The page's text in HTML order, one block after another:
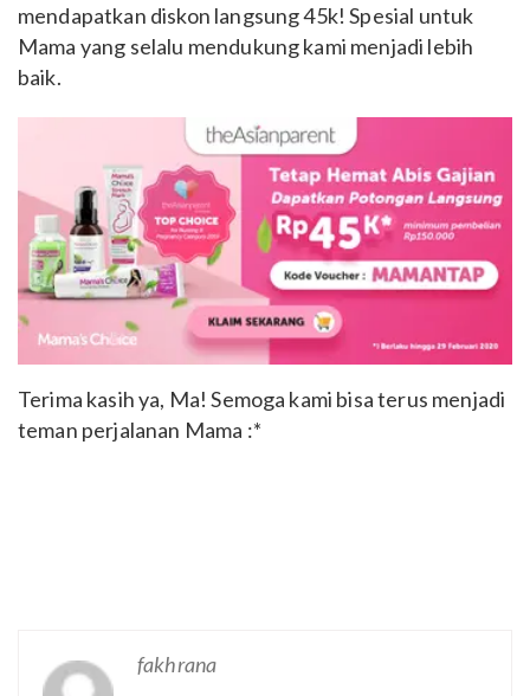
mendapatkan diskon langsung 45k! Spesial untuk
Mama yang selalu mendukung kami menjadi lebih
baik.
Terima kasih ya, Ma! Semoga kami bisa terus menjadi
teman perjalanan Mama :*
fakhrana